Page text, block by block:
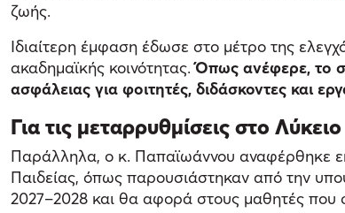
ζωής.
Ιδιαίτερη έμφαση έδωσε στο μέτρο της
ακαδημαϊκής κοινότητας.Όπως ανέφερε, το
ασφάλειας για φοιτητές, διδάσκοντες και
Για τις μεταρρυθμίσεις στο Λύκειο
Παράλληλα, ο κ. Παπαϊωάννου αναφέρθηκε
Παιδείας, όπως παρουσιάστηκαν από την
2027–2028 και θα αφορά στους μαθητές που